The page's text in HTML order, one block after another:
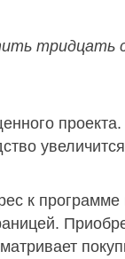
тридцать
к программе